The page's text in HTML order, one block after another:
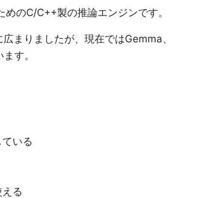
のC/C++製の推論エンジンです。
まりましたが、現在ではGemma、
す。
いる
る